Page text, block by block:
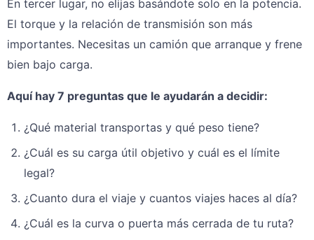
En tercer lugar, no elijas basándote solo en la potencia.
El torque y la relación de transmisión son más
importantes. Necesitas un camión que arranque y frene
bien bajo carga.
Aquí hay 7 preguntas que le ayudarán a decidir:
¿Qué material transportas y qué peso tiene?
¿Cuál es su carga útil objetivo y cuál es el límite
legal?
¿Cuanto dura el viaje y cuantos viajes haces al día?
¿Cuál es la curva o puerta más cerrada de tu ruta?